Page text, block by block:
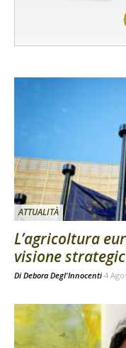
ATTUALITÀ
L’agricoltura
visione
Di Debora Degl'Innocenti 4